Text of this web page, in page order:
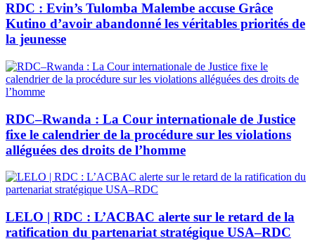
RDC : Evin’s Tulomba Malembe accuse Grâce
Kutino d’avoir abandonné les véritables priorités de
la jeunesse
RDC–Rwanda : La Cour internationale de Justice
fixe le calendrier de la procédure sur les violations
alléguées des droits de l’homme
LELO | RDC : L’ACBAC alerte sur le retard de la
ratification du partenariat stratégique USA–RDC